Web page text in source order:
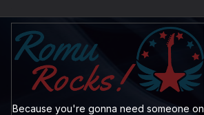
Because you're gonna need someone on